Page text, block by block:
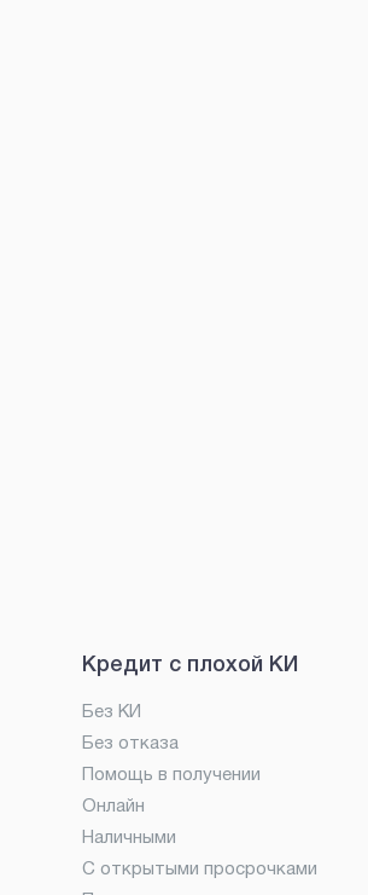
Кредит с плохой КИ
Без КИ
Без отказа
Помощь в получении
Онлайн
Наличными
С открытыми просрочками